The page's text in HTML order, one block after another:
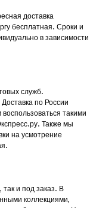
доставка
бесплатная. Сроки и
в зависимости
служб.
по России
такими
Также мы
на усмотрение
и под заказ. В
коллекциями,